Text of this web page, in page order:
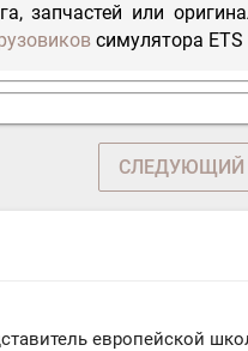
запчастей или
симулятора ETS
европейской